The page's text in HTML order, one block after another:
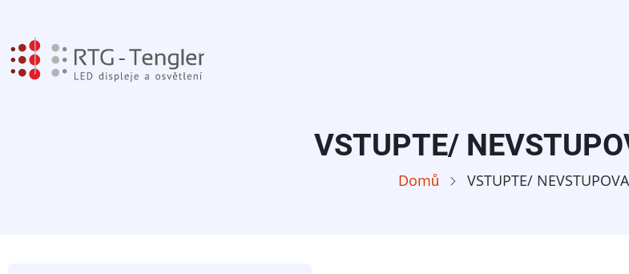
hlavnímu
obsahu
VSTUPTE/
Domů VSTUPTE/